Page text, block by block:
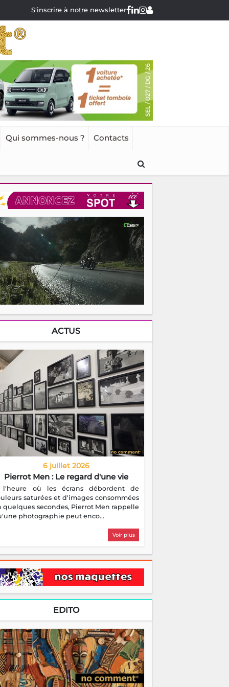
S'inscrire à notre newsletter
Qui sommes-nous ? Contacts
ACTUS
6 juillet 2026
Pierrot Men : Le regard d'une vie
l'heure où les écrans débordent de
saturées et d'images consommées
quelques secondes, Pierrot Men rappelle
photographie peut enco...
Voir plus
EDITO